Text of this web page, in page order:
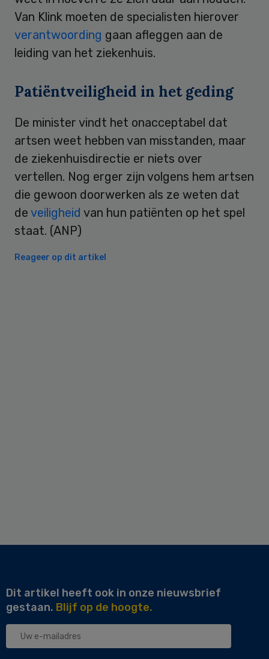
Van Klink moeten de specialisten hierover
verantwoording gaan afleggen aan de
leiding van het ziekenhuis.
Patiëntveiligheid in het geding
De minister vindt het onacceptabel dat
artsen weet hebben van misstanden, maar
de ziekenhuisdirectie er niets over
vertellen. Nog erger zijn volgens hem artsen
die gewoon doorwerken als ze weten dat
de veiligheid van hun patiënten op het spel
staat. (ANP)
Reageer op dit artikel
Dit artikel heeft ook in onze nieuwsbrief
gestaan. Blijf op de hoogte.
Uw